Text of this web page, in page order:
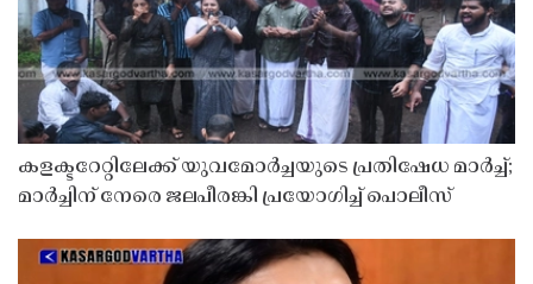
കളക്ടറേറ്റിലേക്ക് യുവമോർച്ചയുടെ പ്രതിഷേധ മാർച്ച്;
മാർച്ചിന് നേരെ ജലപീരങ്കി പ്രയോഗിച്ച് പൊലീസ്